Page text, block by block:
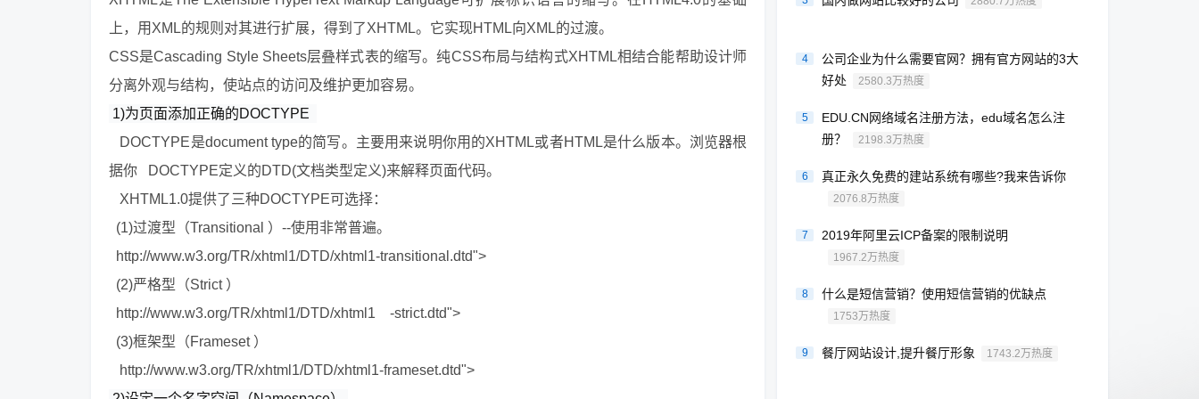
上，用XML的规则对其进行扩展，得到了XHTML。它实现HTML向XML的过渡。
CSS是Cascading Style Sheets层叠样式表的缩写。纯CSS布局与结构式XHTML相结合能帮助设计师
分离外观与结构，使站点的访问及维护更加容易。
1)为页面添加正确的DOCTYPE
DOCTYPE是document type的简写。主要用来说明你用的XHTML或者HTML是什么版本。浏览器根
据你 DOCTYPE定义的DTD(文档类型定义)来解释页面代码。
XHTML1.0提供了三种DOCTYPE可选择：
(1)过渡型（Transitional ）--使用非常普遍。
http://www.w3.org/TR/xhtml1/DTD/xhtml1-transitional.dtd">
(2)严格型（Strict ）
http://www.w3.org/TR/xhtml1/DTD/xhtml1 -strict.dtd">
(3)框架型（Frameset ）
http://www.w3.org/TR/xhtml1/DTD/xhtml1-frameset.dtd">
4
公司企业为什么需要官网？拥有官方网站的3大
好处
2580.3万热度
5
EDU.CN网络域名注册方法，edu域名怎么注
册？
2198.3万热度
6 真正永久免费的建站系统有哪些?我来告诉你
2076.8万热度
7 2019年阿里云ICP备案的限制说明
1967.2万热度
8 什么是短信营销？使用短信营销的优缺点
1753万热度
9 餐厅网站设计,提升餐厅形象 1743.2万热度